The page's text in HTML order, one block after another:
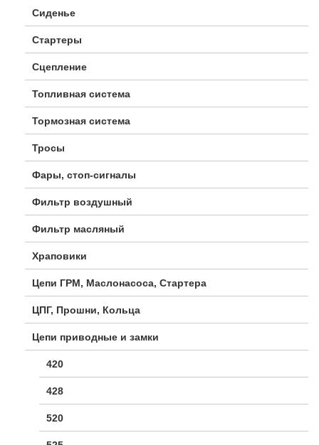
Сиденье
Стартеры
Сцепление
Топливная система
Тормозная система
Тросы
Фары, стоп-сигналы
Фильтр воздушный
Фильтр масляный
Храповики
Цепи ГРМ, Маслонасоса, Стартера
ЦПГ, Прошни, Кольца
Цепи приводные и замки
420
428
520